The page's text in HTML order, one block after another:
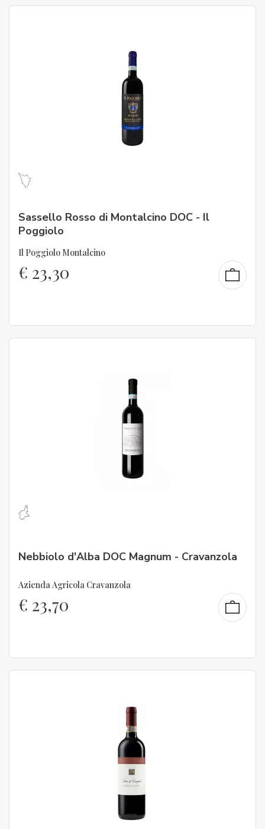
Sassello Rosso di Montalcino DOC - Il
Poggiolo
Il Poggiolo Montalcino
€ 23,30
Nebbiolo d'Alba DOC Magnum - Cravanzola
Azienda Agricola Cravanzola
€ 23,70